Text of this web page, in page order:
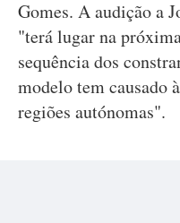
Gomes. A audição a
"terá lugar na
sequência dos
modelo tem causado
regiões autónomas".